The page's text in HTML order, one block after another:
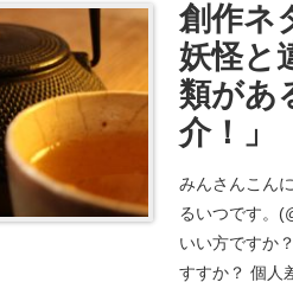
創作ネ
妖怪と
類があ
介！」
みんさんこん
るいつです。
いい方ですか
すすか？ 個人